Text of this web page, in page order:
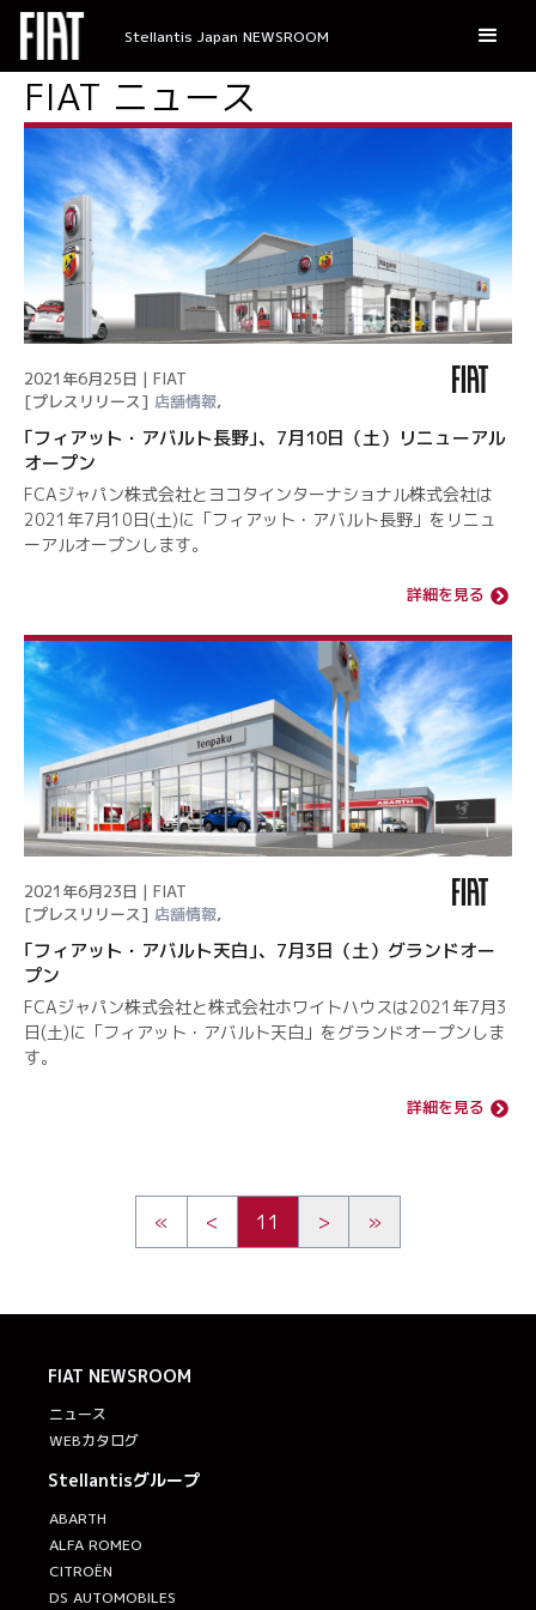
Stellantis Japan NEWSROOM
FIAT ニュース
2021年6月25日 | FIAT
[プレスリリース] 店舗情報,
｢フィアット・アバルト長野｣、7月10日（土）リニューアル
オープン
FCAジャパン株式会社とヨコタインターナショナル株式会社は
2021年7月10日(土)に「フィアット・アバルト長野」をリニュ
ーアルオープンします。
詳細を見る
2021年6月23日 | FIAT
[プレスリリース] 店舗情報,
｢フィアット・アバルト天白｣、7月3日（土）グランドオー
プン
FCAジャパン株式会社と株式会社ホワイトハウスは2021年7月3
日(土)に「フィアット・アバルト天白」をグランドオープンしま
す。
詳細を見る
« < 11 > »
FIAT NEWSROOM
ニュース
WEBカタログ
Stellantisグループ
ABARTH
ALFA ROMEO
CITROËN
DS AUTOMOBILES